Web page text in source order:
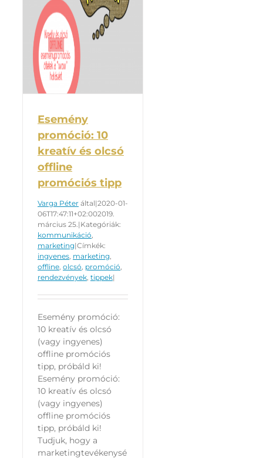
Esemény
promóció: 10
kreatív és olcsó
offline
promóciós tipp
Varga Péter által|2020-01-
06T17:47:11+02:002019.
március 25.| Kategóriák:
kommunikáció,
marketing|Címkék:
ingyenes, marketing,
offline, olcsó, promóció,
rendezvények, tippek|
Esemény promóció:
10 kreatív és olcsó
(vagy ingyenes)
offline promóciós
tipp, próbáld ki!
Esemény promóció:
10 kreatív és olcsó
(vagy ingyenes)
offline promóciós
tipp, próbáld ki!
Tudjuk, hogy a
marketingtevékenysé